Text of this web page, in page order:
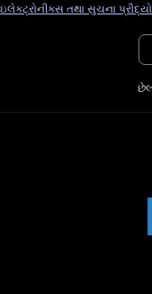
ઇલેક્ટ્રોનીક્સ તથા સુચના